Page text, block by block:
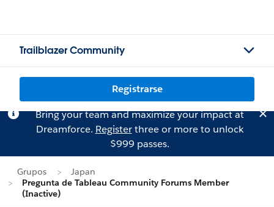
Trailblazer Community
Registrarse
Bring your team and maximize your impact at
Dreamforce. Registerthree or more to unlock
$999 passes.
Grupos
Japan
Pregunta de Tableau Community Forums Member
(Inactive)